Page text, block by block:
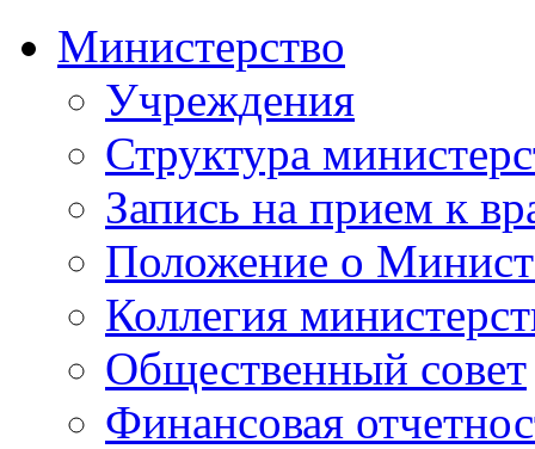
Министерство
Учреждения
Структура
Запись на прием к
Положение о
Коллегия
Общественный совет
Финансовая